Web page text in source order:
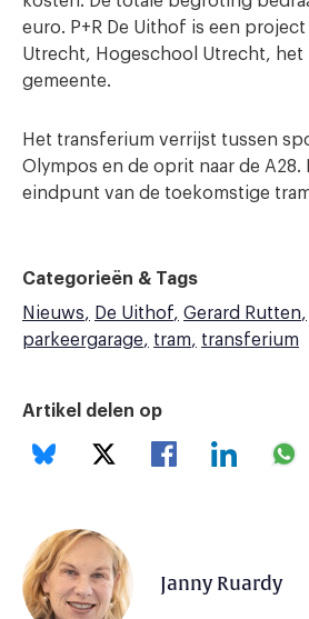
euro. P+R De Uithof is een
Utrecht, Hogeschool Utrecht, het
gemeente.
Het transferium verrijst tussen
Olympos en de oprit naar de
eindpunt van de toekomstige
Categorieën & Tags
Nieuws
De Uithof Gerard Rutten
parkeergarage
tram transferium
Artikel delen op
Janny Ruardy